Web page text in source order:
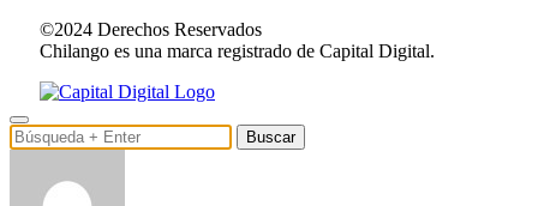
©2024 Derechos Reservados
Chilango es una marca registrado de Capital Digital.
Buscar